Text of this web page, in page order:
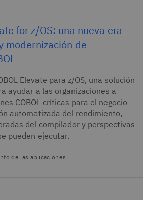
for z/OS: una nueva era
modernización de
Elevate para z/OS, una solución
ayudar a las organizaciones a
COBOL críticas para el negocio
automatizada del rendimiento,
del compilador y perspectivas
pueden ejecutar.
de las aplicaciones